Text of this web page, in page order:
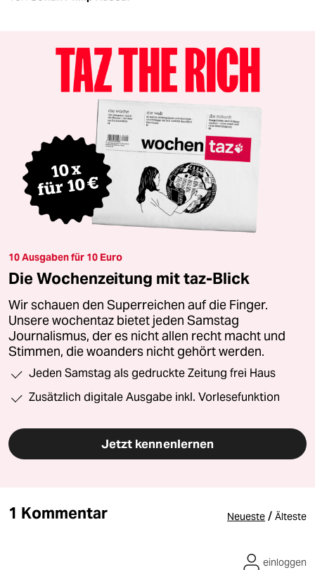
10 Ausgaben für 10 Euro
Die Wochenzeitung mit taz-Blick
Wir schauen den Superreichen auf die Finger.
Unsere wochentaz bietet jeden Samstag
Journalismus, der es nicht allen recht macht und
Stimmen, die woanders nicht gehört werden.
Jeden Samstag als gedruckte Zeitung frei Haus
Zusätzlich digitale Ausgabe inkl. Vorlesefunktion
Jetzt kennenlernen
1 Kommentar Neueste / Älteste
einloggen